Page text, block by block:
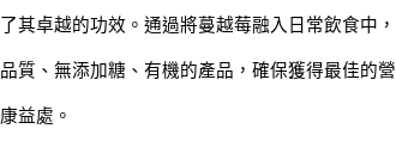
其卓越的功效。通過將蔓越莓融入日常飲食中，
質、無添加糖、有機的產品，確保獲得最佳的營
益處。